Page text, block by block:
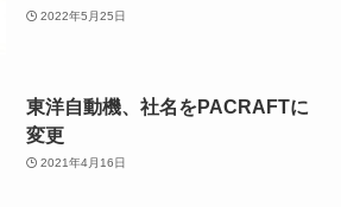
2022年5月25日
東洋自動機、社名をPACRAFTに
変更
2021年4月16日